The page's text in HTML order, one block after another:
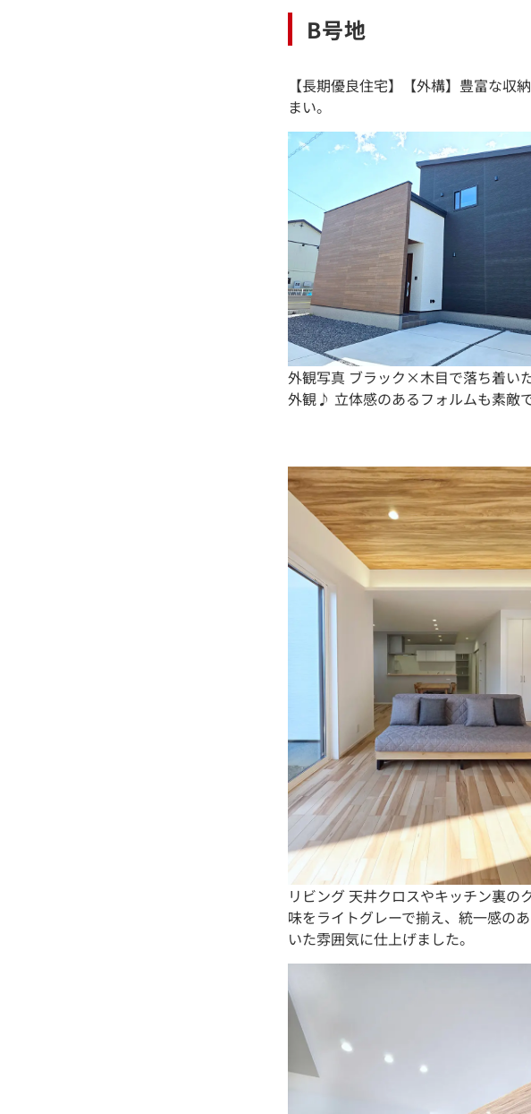
B号地
【長期優良住宅】【外構】豊富な
まい。
外観写真 ブラック×木目で落ち着い
外観♪ 立体感のあるフォルムも素敵で
リビング 天井クロスやキッチン裏の
味をライトグレーで揃え、統一感の
いた雰囲気に仕上げました。